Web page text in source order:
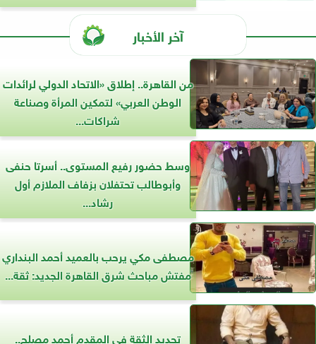
آخر الأخبار
من القاهرة.. إطلاق «الاتحاد الدولي لرائدات
الوطن العربي» لتمكين المرأة وصناعة
شراكات...
وسط حضور رفيع المستوى.. أسرتا حنفى
وأبوطالب تحتفلان بزفاف الملازم أول
رشاد...
مصطفى مكي يرحب بالعميد أحمد البنداري
مفتش مباحث شرق القاهرة الجديد: ثقة...
تجديد الثقة في المقدم أحمد مصلح..